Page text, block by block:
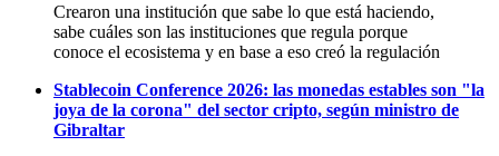
Crearon una institución que sabe lo que está haciendo,
sabe cuáles son las instituciones que regula porque
conoce el ecosistema y en base a eso creó la regulación
Stablecoin Conference 2026: las monedas estables son "la
joya de la corona" del sector cripto, según ministro de
Gibraltar